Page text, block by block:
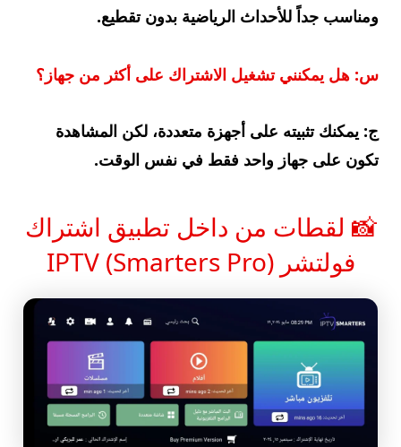
ومناسب جداً للأحداث الرياضية بدون تقطيع.
س: هل يمكنني تشغيل الاشتراك على أكثر من جهاز؟
ج: يمكنك تثبيته على أجهزة متعددة، لكن المشاهدة
تكون على جهاز واحد فقط في نفس الوقت.
📸 لقطات من داخل تطبيق اشتراك
فولتشر IPTV (Smarters Pro)